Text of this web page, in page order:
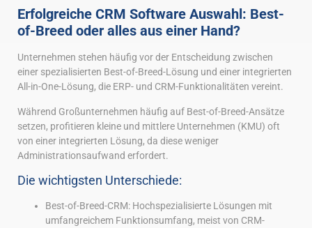
Erfolgreiche CRM Software Auswahl: Best-
of-Breed oder alles aus einer Hand?
Unternehmen stehen häufig vor der Entscheidung zwischen
einer spezialisierten Best-of-Breed-Lösung und einer integrierten
All-in-One-Lösung, die ERP- und CRM-Funktionalitäten vereint.
Während Großunternehmen häufig auf Best-of-Breed-Ansätze
setzen, profitieren kleine und mittlere Unternehmen (KMU) oft
von einer integrierten Lösung, da diese weniger
Administrationsaufwand erfordert.
Die wichtigsten Unterschiede:
Best-of-Breed-CRM: Hochspezialisierte Lösungen mit
umfangreichem Funktionsumfang, meist von CRM-